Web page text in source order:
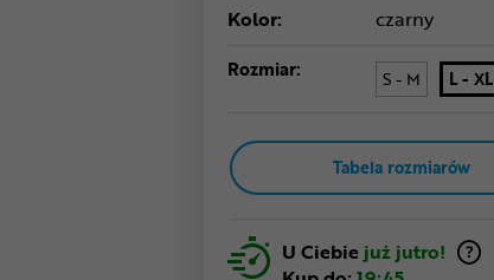
Kolor: czarny
Rozmiar: S - M L - XL
Tabela rozmiarów
U Ciebie już jutro!